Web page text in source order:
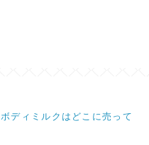
ボディミルクはどこに売って